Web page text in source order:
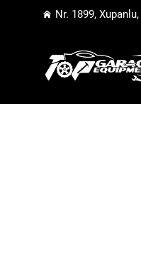
Nr. 1899,